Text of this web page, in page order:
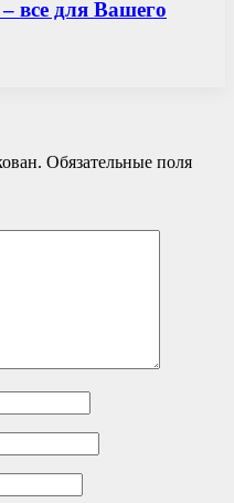
все для Вашего
Обязательные поля